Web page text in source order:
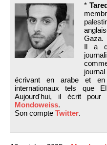
*
Gaza.
Il a
écrivant en arabe et
internationaux tels que
Aujourd'hui, il écrit pour
Mondoweiss.
Son compte Twitter.